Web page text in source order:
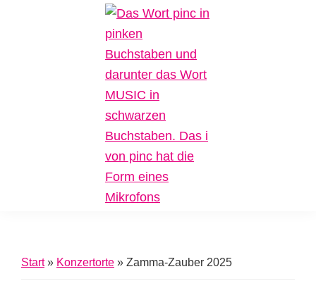
Inklusive
Start» Konzertorte » Zamma-Zauber 2025